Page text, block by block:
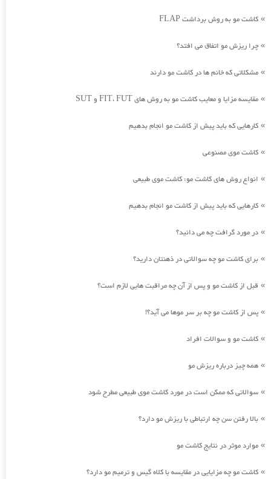
» کاشت مو به روش برداشت FLAP
» چرا ریزش مو اتفاق می افتد؟
» مشکلاتی که خانم ها در کاشت مو دارند
» مقایسه مزایا و معایب کاشت مو به روش های FIT، FUT و SUT
» کارهایی که باید پیش از کاشت مو انجام بدهیم
» کاشت موی مصنوعی
» انواع روش های کاشت مو: کاشت موی طبیعی
» کارهایی که باید پیش از کاشت مو انجام بدهیم
» در مورد گرافت چه می دانید؟
» برای کاشت مو چه سوالاتی در ذهنتان دارید؟
» قبل از کاشت مو و پس از آن چه مراقبت هایی لازم است؟
» پس از کاشت مو چه بر سر موها می آید؟!
» کاشت مو و سوالات افراد
» همه چیز درباره ریزش مو
» سوالاتی که ممکن است در مورد کاشت موی طبیعی مطرح شود
» بالا رفتن سن چه ارتباطی با ریزش مو دارد؟
» موارد موثر در نتایج کاشت مو
» کاشت مو چه مزایایی در مقایسه با کلاه گیس و ترمیم مو دارد؟